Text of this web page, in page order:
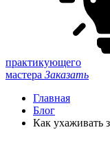
практикующего
мастера Заказать
Главная
Блог
Как ухаживать